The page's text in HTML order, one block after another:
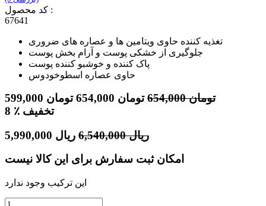
کد محصول :
67641
تغذیه کننده حاوی ویتامین ها و عصاره های ضروری
جلوگیری از خشکی پوست و آرام بخش پوست
پاک کننده و خوشبو کننده پوست
حاوی عصاره اسطوخودوس
599,000 تومان 654,000تومان 654,000 تومان
8
٪ تخفیف
5,990,000 ریال 6,540,000 ریال
امکان ثبت سفارش برای این کالا نیست
این ترکیب وجود ندارد